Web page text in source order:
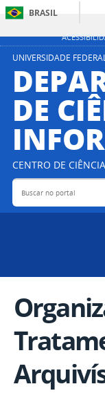
BRASIL
UNIVERSIDADE
DE
CENTRO DE
Buscar no portal